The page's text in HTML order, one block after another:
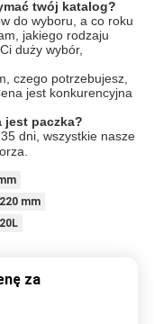
twój katalog?
do wyboru, a co roku
jakiego rodzaju
duży wybór,
czego potrzebujesz,
jest konkurencyjna
jest paczka?
dni, wszystkie nasze
mm
za